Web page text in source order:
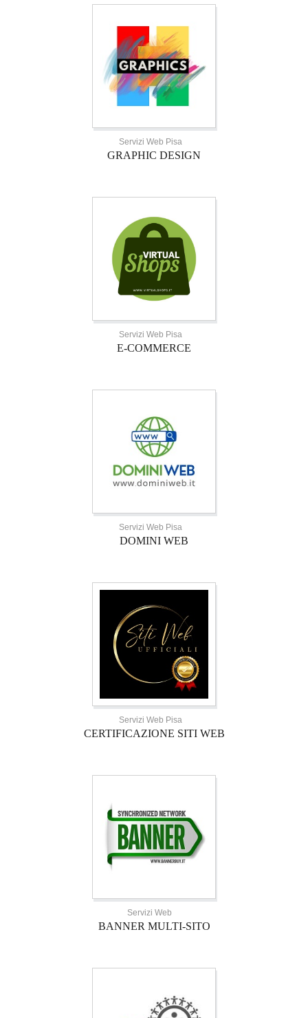
Servizi Web Pisa
GRAPHIC DESIGN
Servizi Web Pisa
E-COMMERCE
Servizi Web Pisa
DOMINI WEB
Servizi Web Pisa
CERTIFICAZIONE SITI WEB
Servizi Web
BANNER MULTI-SITO